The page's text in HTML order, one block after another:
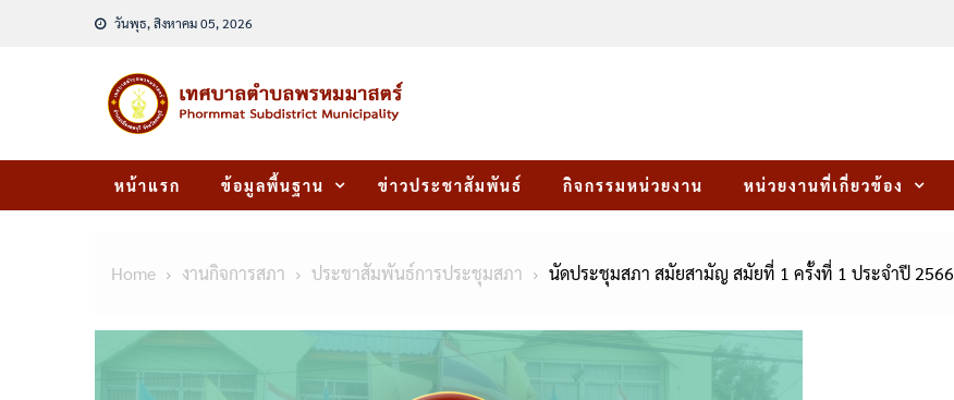
วันพุธ, สิงหาคม 05, 2026
หน้าแรก ข้อมูลพื้นฐาน ข่าวประชาสัมพันธ์ กิจกรรมหน่วยงาน หน่วยงานที่เกี่ยวข้อง
Home งานกิจการสภา ประชาสัมพันธ์การประชุมสภา นัดประชุมสภา สมัยสามัญ สมัยที่ 1 ครั้งที่ 1 ประจำปี 2566